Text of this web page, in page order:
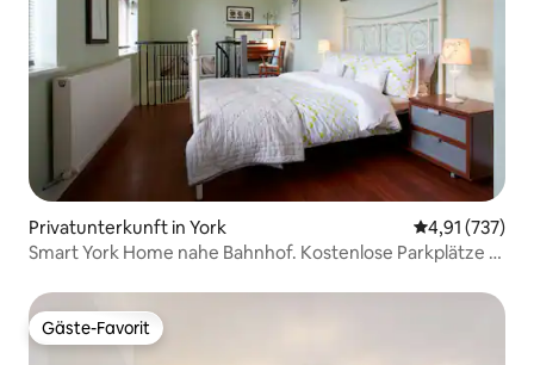
Privatunterkunft in York
4,91 (737)
Smart York Home nahe Bahnhof. Kostenlose Parkplätze &
Gäste-Favorit
Gäste-Favorit